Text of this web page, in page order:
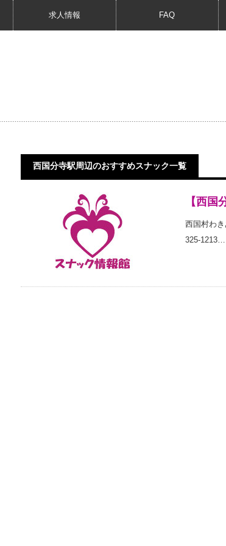
求人情報 FAQ
西国分寺駅周辺のおすすめスナック一覧
【西国
西国村わ
325-1213…